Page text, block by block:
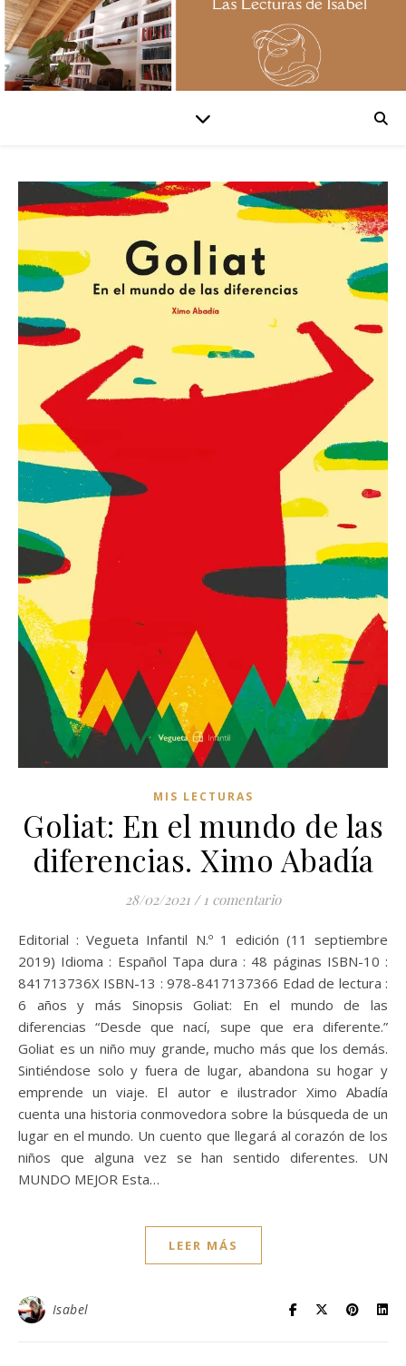
MIS LECTURAS
Goliat: En el mundo de las
diferencias. Ximo Abadía
28/02/2021 / 1 comentario
Editorial : Vegueta Infantil N.º 1 edición (11 septiembre
2019) Idioma : Español Tapa dura : 48 páginas ISBN-10 :
841713736X ISBN-13 : 978-8417137366 Edad de lectura :
6 años y más Sinopsis Goliat: En el mundo de las
diferencias “Desde que nací, supe que era diferente.”
Goliat es un niño muy grande, mucho más que los demás.
Sintiéndose solo y fuera de lugar, abandona su hogar y
emprende un viaje. El autor e ilustrador Ximo Abadía
cuenta una historia conmovedora sobre la búsqueda de un
lugar en el mundo. Un cuento que llegará al corazón de los
niños que alguna vez se han sentido diferentes. UN
MUNDO MEJOR Esta…
LEER MÁS
Isabel